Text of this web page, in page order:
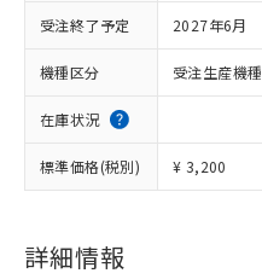
受注終了予定 2027年6月
機種区分 受注生産機種
在庫状況
標準価格(税別) ¥ 3,200
詳細情報